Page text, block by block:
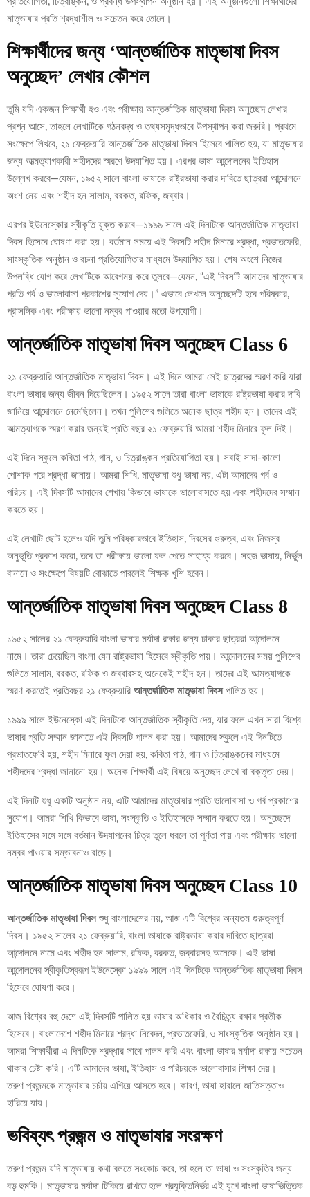
মাতৃভাষার প্রতি শ্রদ্ধাশীল ও সচেতন করে তোলে।
শিক্ষার্থীদের জন্য ‘আন্তর্জাতিক মাতৃভাষা দিবস
অনুচ্ছেদ’ লেখার কৌশল
তুমি যদি একজন শিক্ষার্থী হও এবং পরীক্ষায় আন্তর্জাতিক মাতৃভাষা দিবস অনুচ্ছেদ লেখার
প্রশ্ন আসে, তাহলে লেখাটিকে গঠনবদ্ধ ও তথ্যসমৃদ্ধভাবে উপস্থাপন করা জরুরি। প্রথমে
সংক্ষেপে লিখবে, ২১ ফেব্রুয়ারি আন্তর্জাতিক মাতৃভাষা দিবস হিসেবে পালিত হয়, যা মাতৃভাষার
জন্য আত্মত্যাগকারী শহীদদের স্মরণে উদযাপিত হয়। এরপর ভাষা আন্দোলনের ইতিহাস
উল্লেখ করবে—যেমন, ১৯৫২ সালে বাংলা ভাষাকে রাষ্ট্রভাষা করার দাবিতে ছাত্ররা আন্দোলনে
অংশ নেয় এবং শহীদ হন সালাম, বরকত, রফিক, জব্বার।
এরপর ইউনেস্কোর স্বীকৃতি যুক্ত করবে—১৯৯৯ সালে এই দিনটিকে আন্তর্জাতিক মাতৃভাষা
দিবস হিসেবে ঘোষণা করা হয়। বর্তমান সময়ে এই দিবসটি শহীদ মিনারে শ্রদ্ধা, প্রভাতফেরি,
সাংস্কৃতিক অনুষ্ঠান ও রচনা প্রতিযোগিতার মাধ্যমে উদযাপিত হয়। শেষ অংশে নিজের
উপলব্ধি যোগ করে লেখাটিকে আবেগময় করে তুলবে—যেমন, “এই দিবসটি আমাদের মাতৃভাষার
প্রতি গর্ব ও ভালোবাসা প্রকাশের সুযোগ দেয়।” এভাবে লেখলে অনুচ্ছেদটি হবে পরিষ্কার,
প্রাসঙ্গিক এবং পরীক্ষায় ভালো নম্বর পাওয়ার মতো উপযোগী।
আন্তর্জাতিক মাতৃভাষা দিবস অনুচ্ছেদ Class 6
২১ ফেব্রুয়ারি আন্তর্জাতিক মাতৃভাষা দিবস। এই দিনে আমরা সেই ছাত্রদের স্মরণ করি যারা
বাংলা ভাষার জন্য জীবন দিয়েছিলেন। ১৯৫২ সালে তারা বাংলা ভাষাকে রাষ্ট্রভাষা করার দাবি
জানিয়ে আন্দোলনে নেমেছিলেন। তখন পুলিশের গুলিতে অনেক ছাত্র শহীদ হন। তাদের এই
আত্মত্যাগকে স্মরণ করার জন্যই প্রতি বছর ২১ ফেব্রুয়ারি আমরা শহীদ মিনারে ফুল দিই।
এই দিনে স্কুলে কবিতা পাঠ, গান, ও চিত্রাঙ্কন প্রতিযোগিতা হয়। সবাই সাদা-কালো
পোশাক পরে শ্রদ্ধা জানায়। আমরা শিখি, মাতৃভাষা শুধু ভাষা নয়, এটা আমাদের গর্ব ও
পরিচয়। এই দিবসটি আমাদের শেখায় কিভাবে ভাষাকে ভালোবাসতে হয় এবং শহীদদের সম্মান
করতে হয়।
এই লেখাটি ছোট হলেও যদি তুমি পরিষ্কারভাবে ইতিহাস, দিবসের গুরুত্ব, এবং নিজস্ব
অনুভূতি প্রকাশ করো, তবে তা পরীক্ষায় ভালো ফল পেতে সাহায্য করবে। সহজ ভাষায়, নির্ভুল
বানানে ও সংক্ষেপে বিষয়টি বোঝাতে পারলেই শিক্ষক খুশি হবেন।
আন্তর্জাতিক মাতৃভাষা দিবস অনুচ্ছেদ Class 8
১৯৫২ সালের ২১ ফেব্রুয়ারি বাংলা ভাষার মর্যাদা রক্ষার জন্য ঢাকার ছাত্ররা আন্দোলনে
নামে। তারা চেয়েছিল বাংলা যেন রাষ্ট্রভাষা হিসেবে স্বীকৃতি পায়। আন্দোলনের সময় পুলিশের
গুলিতে সালাম, বরকত, রফিক ও জব্বারসহ অনেকেই শহীদ হন। তাদের এই আত্মত্যাগকে
স্মরণ করতেই প্রতিবছর ২১ ফেব্রুয়ারি আন্তর্জাতিক মাতৃভাষা দিবসপালিত হয়।
১৯৯৯ সালে ইউনেস্কো এই দিনটিকে আন্তর্জাতিক স্বীকৃতি দেয়, যার ফলে এখন সারা বিশ্বে
ভাষার প্রতি সম্মান জানাতে এই দিবসটি পালন করা হয়। আমাদের স্কুলে এই দিনটিতে
প্রভাতফেরি হয়, শহীদ মিনারে ফুল দেয়া হয়, কবিতা পাঠ, গান ও চিত্রাঙ্কনের মাধ্যমে
শহীদদের শ্রদ্ধা জানানো হয়। অনেক শিক্ষার্থী এই বিষয়ে অনুচ্ছেদ লেখে বা বক্তৃতা দেয়।
এই দিনটি শুধু একটি অনুষ্ঠান নয়, এটি আমাদের মাতৃভাষার প্রতি ভালোবাসা ও গর্ব প্রকাশের
সুযোগ। আমরা শিখি কিভাবে ভাষা, সংস্কৃতি ও ইতিহাসকে সম্মান করতে হয়। অনুচ্ছেদে
ইতিহাসের সঙ্গে সঙ্গে বর্তমান উদযাপনের চিত্র তুলে ধরলে তা পূর্ণতা পায় এবং পরীক্ষায় ভালো
নম্বর পাওয়ার সম্ভাবনাও বাড়ে।
আন্তর্জাতিক মাতৃভাষা দিবস অনুচ্ছেদ Class 10
আন্তর্জাতিক মাতৃভাষা দিবসশুধু বাংলাদেশের নয়, আজ এটি বিশ্বের অন্যতম গুরুত্বপূর্ণ
দিবস। ১৯৫২ সালের ২১ ফেব্রুয়ারি, বাংলা ভাষাকে রাষ্ট্রভাষা করার দাবিতে ছাত্ররা
আন্দোলনে নামে এবং শহীদ হন সালাম, রফিক, বরকত, জব্বারসহ অনেকে। এই ভাষা
আন্দোলনের স্বীকৃতিস্বরূপ ইউনেস্কো ১৯৯৯ সালে এই দিনটিকে আন্তর্জাতিক মাতৃভাষা দিবস
হিসেবে ঘোষণা করে।
আজ বিশ্বের বহু দেশে এই দিবসটি পালিত হয় ভাষার অধিকার ও বৈচিত্র্য রক্ষার প্রতীক
হিসেবে। বাংলাদেশে শহীদ মিনারে শ্রদ্ধা নিবেদন, প্রভাতফেরি, ও সাংস্কৃতিক অনুষ্ঠান হয়।
আমরা শিক্ষার্থীরা এ দিনটিকে শ্রদ্ধার সাথে পালন করি এবং বাংলা ভাষার মর্যাদা রক্ষায় সচেতন
থাকার চেষ্টা করি। এটি আমাদের ভাষা, ইতিহাস ও পরিচয়কে ভালোবাসার শিক্ষা দেয়।
তরুণ প্রজন্মকে মাতৃভাষার চর্চায় এগিয়ে আসতে হবে। কারণ, ভাষা হারালে জাতিসত্তাও
হারিয়ে যায়।
ভবিষ্যৎ প্রজন্ম ও মাতৃভাষার সংরক্ষণ
তরুণ প্রজন্ম যদি মাতৃভাষায় কথা বলতে সংকোচ করে, তা হলে তা ভাষা ও সংস্কৃতির জন্য
বড় হুমকি। মাতৃভাষার মর্যাদা টিকিয়ে রাখতে হলে প্রযুক্তিনির্ভর এই যুগে বাংলা ভাষাভিত্তিক